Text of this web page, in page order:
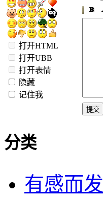
打开HTML
打开UBB
打开表情
隐藏
记住我
分类
有感而发